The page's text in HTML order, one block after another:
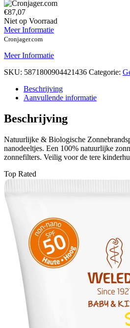
€87,07
Niet op Voorraad
Meer Informatie
Cronjager.com
Meer Informatie
SKU: 5871800904421436 Categorie:
Beschrijving
Aanvullende informatie
Beschrijving
Natuurlijke & Biologische
nanodeeltjes. Een 100% natuurlijke
zonnefilters. Veilig voor de tere
Top Rated